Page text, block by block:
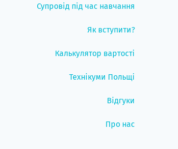
Супровід під час навчання
Як вступити?
Калькулятор вартості
Технікуми Польщі
Відгуки
Про нас